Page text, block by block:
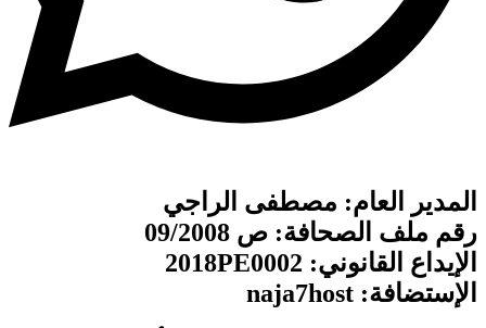
المدير العام: مصطفى الراجي
رقم ملف الصحافة: ص 09/2008
الإيداع القانوني: 2018PE0002
الإستضافة: naja7host